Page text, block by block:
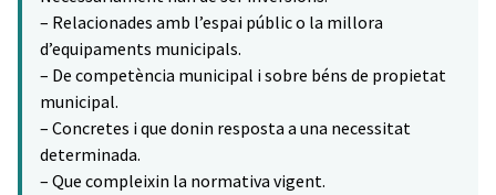
– Relacionades amb l’espai públic o la millora
d’equipaments municipals.
– De competència municipal i sobre béns de propietat
municipal.
– Concretes i que donin resposta a una necessitat
determinada.
– Que compleixin la normativa vigent.